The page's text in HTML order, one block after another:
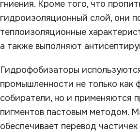
гниения. Кроме того, что
гидроизоляционный слой, они
теплоизоляционные
а также выполняют
Гидрофобизаторы
промышленности не только как
собиратели, но и применяются
пигментов пастовым методом.
обеспечивает перевод